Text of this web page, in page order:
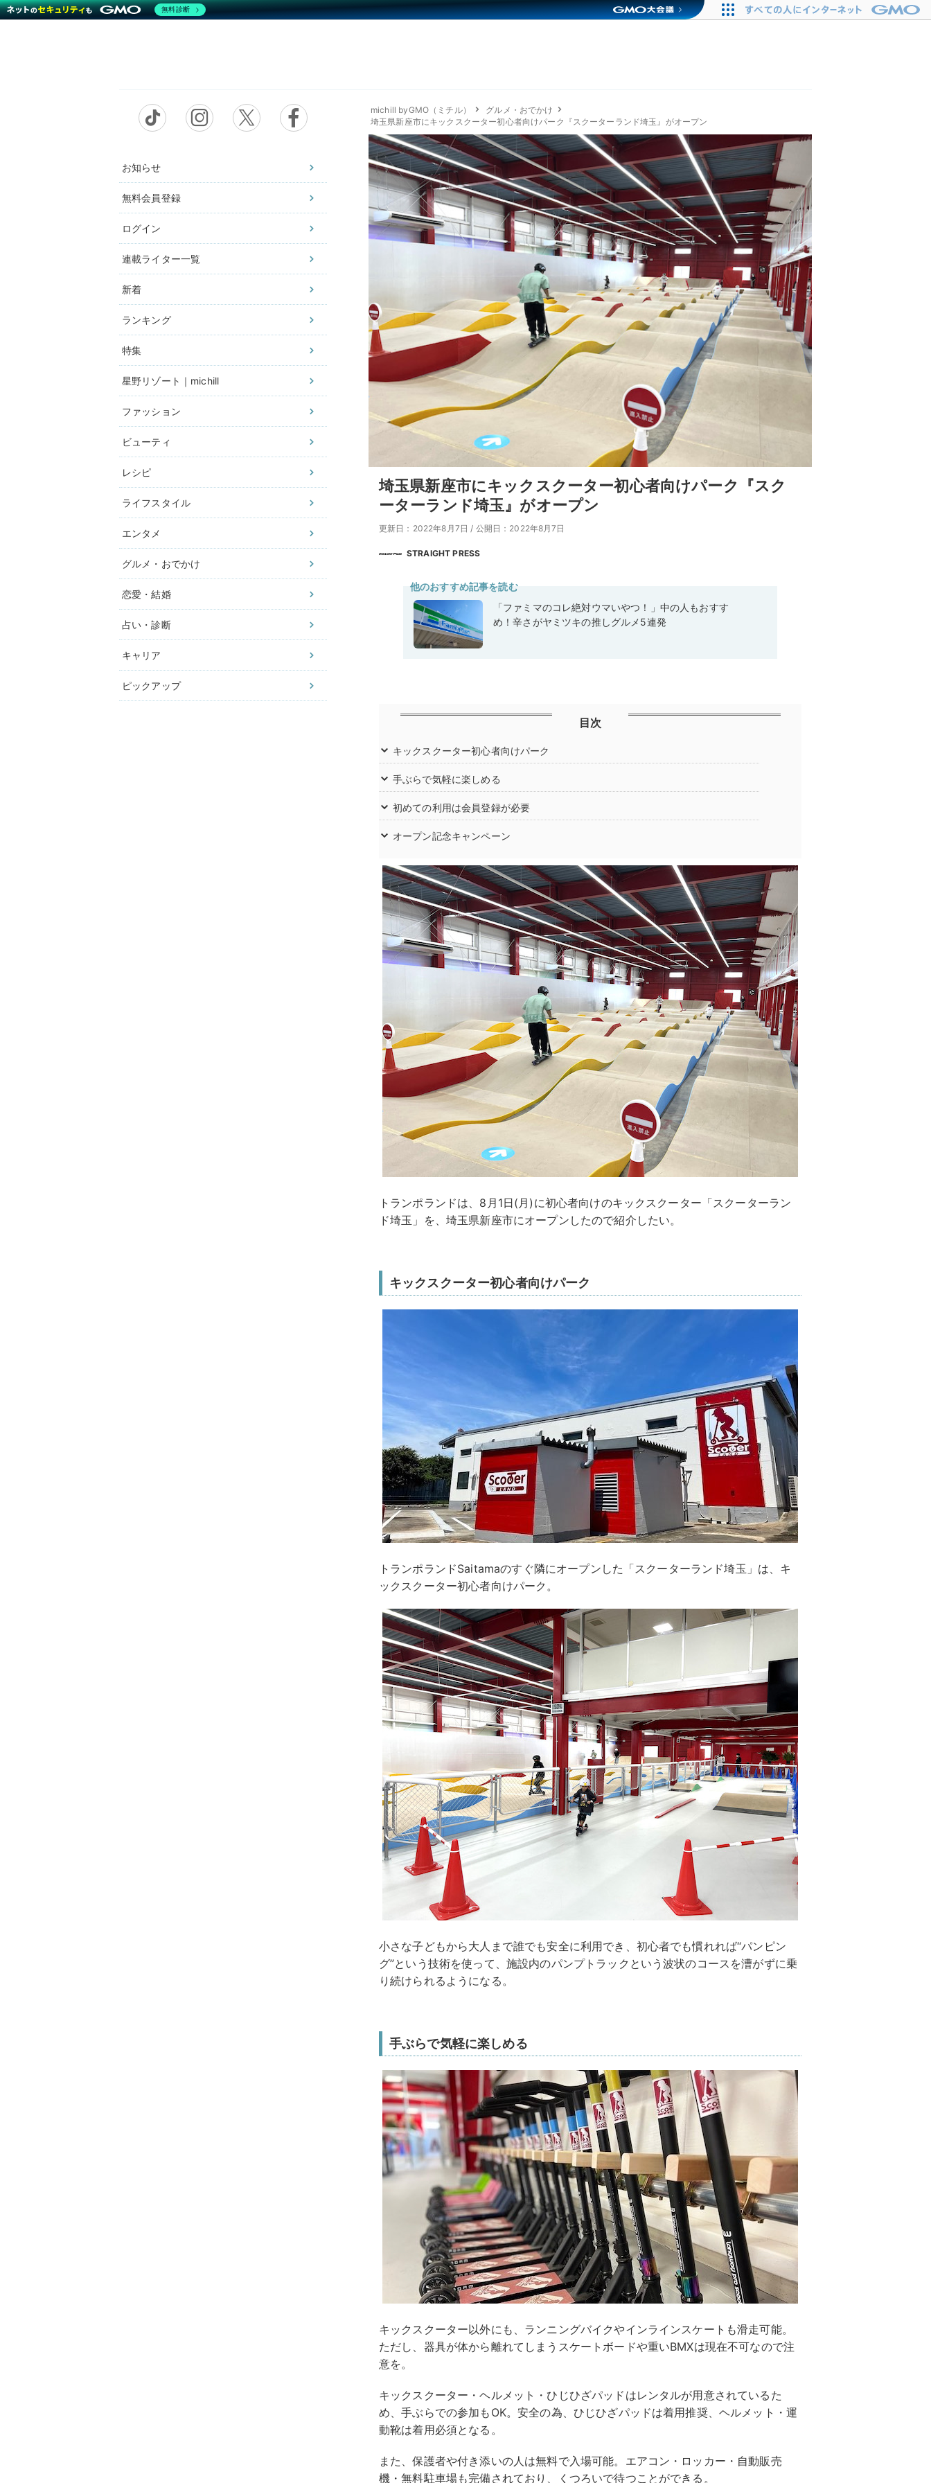
お知らせ
無料会員登録
ログイン
連載ライター一覧
新着
ランキング
特集
星野リゾート｜michill
ファッション
ビューティ
レシピ
ライフスタイル
エンタメ
グルメ・おでかけ
恋愛・結婚
占い・診断
キャリア
ピックアップ
michill byGMO（ミチル）
グルメ・おでかけ
埼玉県新座市にキックスクーター初心者向けパーク『スクーターランド埼玉』がオープン
埼玉県新座市にキックスクーター初心者向けパーク『スク
ーターランド埼玉』がオープン
更新日：2022年8月7日 / 公開日：2022年8月7日
STRAIGHT PRESS
他のおすすめ記事を読む
「ファミマのコレ絶対ウマいやつ！」中の人もおすす
め！辛さがヤミツキの推しグルメ5連発
目次
キックスクーター初心者向けパーク
手ぶらで気軽に楽しめる
初めての利用は会員登録が必要
オープン記念キャンペーン
トランポランドは、8月1日(月)に初心者向けのキックスクーター「スクーターラン
ド埼玉」を、埼玉県新座市にオープンしたので紹介したい。
キックスクーター初心者向けパーク
トランポランドSaitamaのすぐ隣にオープンした「スクーターランド埼玉」は、キ
ックスクーター初心者向けパーク。
小さな子どもから大人まで誰でも安全に利用でき、初心者でも慣れれば“パンピン
グ”という技術を使って、施設内のパンプトラックという波状のコースを漕がずに乗
り続けられるようになる。
手ぶらで気軽に楽しめる
キックスクーター以外にも、ランニングバイクやインラインスケートも滑走可能。
ただし、器具が体から離れてしまうスケートボードや重いBMXは現在不可なので注
意を。
キックスクーター・ヘルメット・ひじひざパッドはレンタルが用意されているた
め、手ぶらでの参加もOK。安全の為、ひじひざパッドは着用推奨、ヘルメット・運
動靴は着用必須となる。
また、保護者や付き添いの人は無料で入場可能。エアコン・ロッカー・自動販売
機・無料駐車場も完備されており、くつろいで待つことができる。
無料診断